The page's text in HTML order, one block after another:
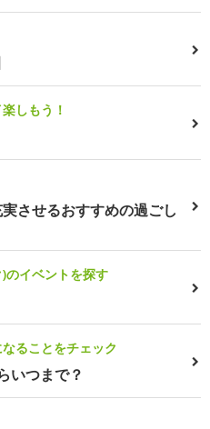
しもう！
させるおすすめの過ごし
のイベントを探す
ることをチェック
いつまで？